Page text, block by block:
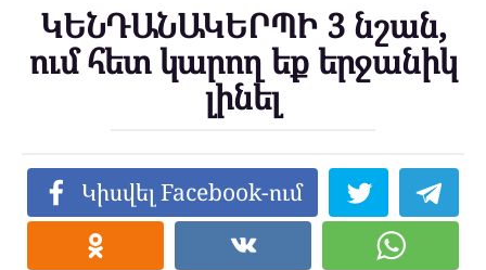
ԿԵՆԴԱՆԱԿԵՐՊԻ 3 նշան,
ում հետ կարող եք երջանիկ
լինել
Կիսվել Facebook-ում